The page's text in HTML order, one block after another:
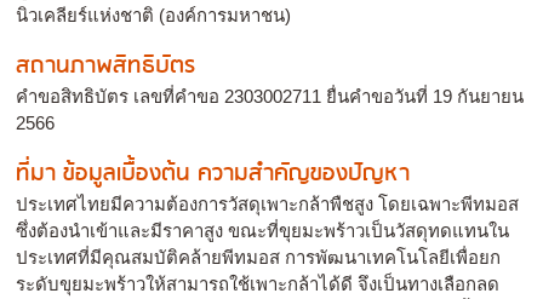
นิวเคลียร์แห่งชาติ (องค์การมหาชน)
สถานภาพสิทธิบัตร
คำขอสิทธิบัตร เลขที่คำขอ 2303002711 ยื่นคำขอวันที่ 19 กันยายน
2566
ที่มา ข้อมูลเบื้องต้น ความสำคัญของปัญหา
ประเทศไทยมีความต้องการวัสดุเพาะกล้าพืชสูง โดยเฉพาะพีทมอส
ซึ่งต้องนำเข้าและมีราคาสูง ขณะที่ขุยมะพร้าวเป็นวัสดุทดแทนใน
ประเทศที่มีคุณสมบัติคล้ายพีทมอส การพัฒนาเทคโนโลยีเพื่อยก
ระดับขุยมะพร้าวให้สามารถใช้เพาะกล้าได้ดี จึงเป็นทางเลือกลด